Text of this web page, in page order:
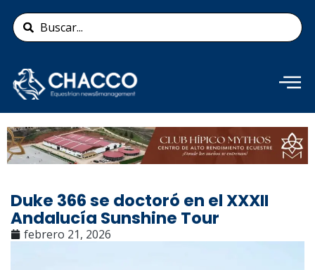
contenido
Search
...
Añade aquí tu texto de
cabecera
Duke 366 se doctoró en el XXXII
Andalucía Sunshine Tour
febrero 21, 2026